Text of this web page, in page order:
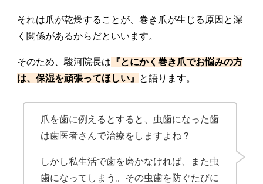
それは爪が乾燥することが、巻き爪が生じる原因と深
く関係があるからだといいます。
そのため、駿河院長は 『とにかく巻き爪でお悩みの方
は、保湿を頑張ってほしい』
と語ります。
爪を歯に例えるとすると、虫歯になった歯
は歯医者さんで治療をしますよね？
しかし私生活で歯を磨かなければ、また虫
歯になってしまう。その虫歯を防ぐたびに